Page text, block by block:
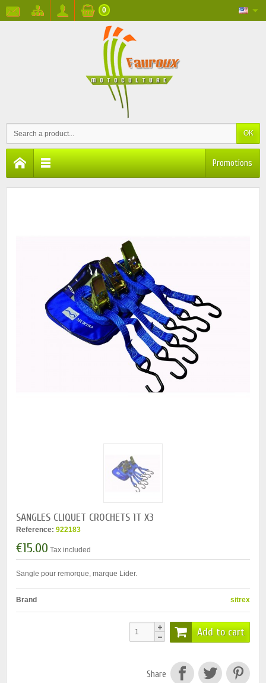
OK
0
Promotions
SANGLES CLIQUET CROCHETS 1T X3
Reference: 922183
€15.00 Tax included
Sangle pour remorque, marque Lider.
Brand sitrex
Add to cart
Share